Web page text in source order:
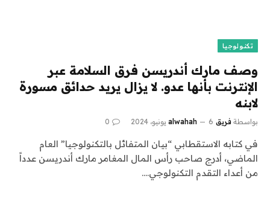
تكنولوجيا
وصف مارك أندريسن فرق السلامة عبر
الإنترنت بأنها عدو. لا يزال يريد حدائق مسورة
لابنه
بواسطة فريق alwahah 6 يونيو، 2024 0
في كتابه الاستقطابي “بيان المتفائل بالتكنولوجيا” العام
الماضي، أدرج صاحب رأس المال المغامر مارك أندريسن عدداً
من أعداء التقدم التكنولوجي.…